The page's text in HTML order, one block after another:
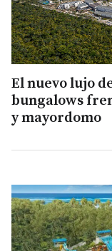
El nuevo lujo
bungalows
y mayordomo